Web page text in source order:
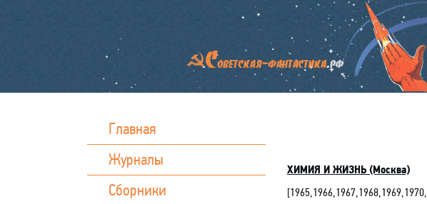
Главная
Журналы
Сборники
ХИМИЯ И ЖИЗНЬ (Москва)
[1965,1966,1967,1968,1969,1970,